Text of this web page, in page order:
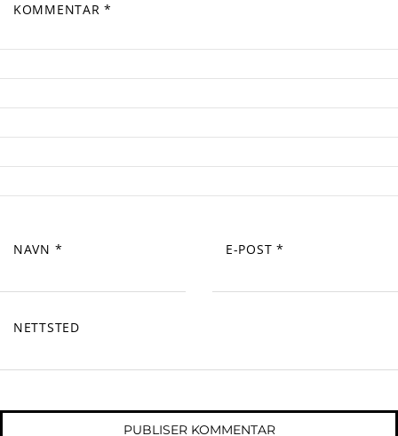
KOMMENTAR *
NAVN * E-POST *
NETTSTED